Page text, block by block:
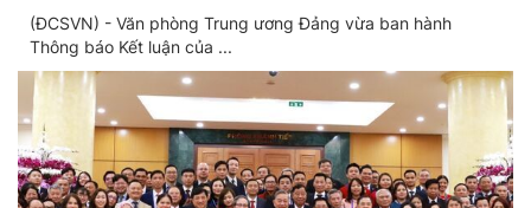
ương thực hiện Nghị quyết 57
(ĐCSVN) - Văn phòng Trung ương Đảng vừa ban hành
Thông báo Kết luận của ...